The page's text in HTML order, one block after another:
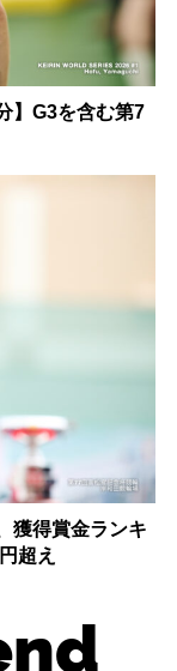
】G3を含む第7
獲得賞金ランキ
超え